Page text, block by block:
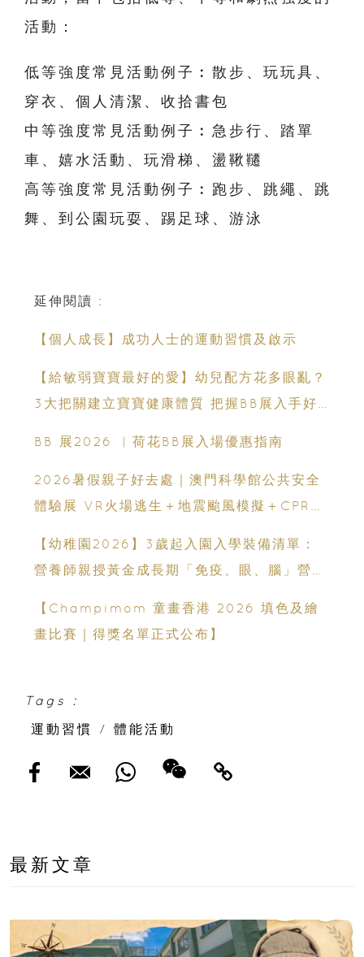
活動：
低等強度常見活動例子︰散步、玩玩具、
穿衣、個人清潔、收拾書包
中等強度常見活動例子︰急步行、踏單
車、嬉水活動、玩滑梯、盪鞦韆
高等強度常見活動例子︰跑步、跳繩、跳
舞、到公園玩耍、踢足球、游泳
延伸閱讀 :
【個人成長】成功人士的運動習慣及啟示
【給敏弱寶寶最好的愛】幼兒配方花多眼亂？
3大把關建立寶寶健康體質 把握BB展入手好
BB 展2026 ︳荷花BB展入場優惠指南
2026暑假親子好去處｜澳門科學館公共安全
體驗展 VR火場逃生＋地震颱風模擬＋CPR急
【幼稚園2026】3歲起入園入學裝備清單：
營養師親授黃金成長期「免疫、眼、腦」營養
【Champimom 童畫香港 2026 填色及繪
畫比賽｜得獎名單正式公布】
Tags :
運動習慣
/ 體能活動
最新文章